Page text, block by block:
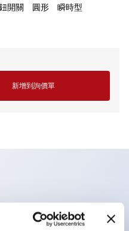
開關 圓形 瞬時型
新增到詢價單